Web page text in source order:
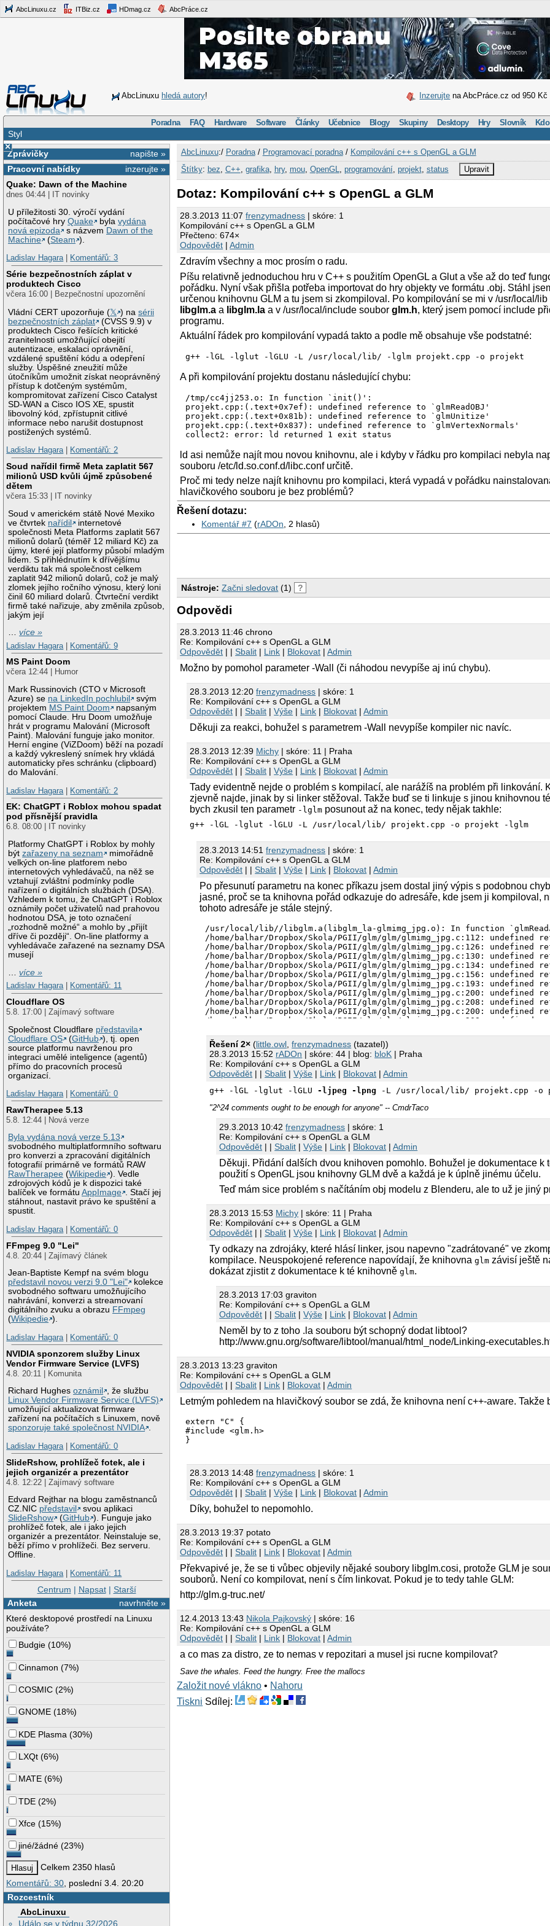
AbcLinuxu.cz ITBiz.cz HDmag.cz AbcPráce.cz
AbcLinuxu hledá autory! Inzerujte na AbcPráce.cz od 950 Kč
Poradna FAQ Hardware Software Články Učebnice Blogy Skupiny Desktopy Hry Slovník
Styl
×
napište »
Zprávičky
inzerujte »
Pracovní nabídky
Quake: Dawn of the Machine
dnes 04:44 | IT novinky
U příležitosti 30. výročí vydání
počítačové hryQuake bylavydána
nová epizoda
s názvem Dawn of the
Machine
(Steam ).
Ladislav Hagara| Komentářů: 3
Série bezpečnostních záplat v
produktech Cisco
včera 16:00 | Bezpečnostní upozornění
Vládní CERT upozorňuje (𝕏 ) nasérii
bezpečnostních záplat
(CVSS 9.9) v
produktech Cisco řešících kritické
zranitelnosti umožňující obejití
autentizace, eskalaci oprávnění,
vzdálené spuštění kódu a odepření
služby. Úspěšné zneužití může
útočníkům umožnit získat neoprávněný
přístup k dotčeným systémům,
kompromitovat zařízení Cisco Catalyst
SD-WAN a Cisco IOS XE, spustit
libovolný kód, zpřístupnit citlivé
informace nebo narušit dostupnost
postižených systémů.
Ladislav Hagara| Komentářů: 2
Soud nařídil firmě Meta zaplatit 567
milionů USD kvůli újmě způsobené
dětem
včera 15:33 | IT novinky
Soud v americkém státě Nové Mexiko
ve čtvrtek nařídil
internetové
společnosti Meta Platforms zaplatit 567
milionů dolarů (téměř 12 miliard Kč) za
újmy, které její platformy působí mladým
lidem. S přihlédnutím k dřívějšímu
verdiktu tak má společnost celkem
zaplatit 942 milionů dolarů, což je malý
zlomek jejího ročního výnosu, který loni
činil 60 miliard dolarů. Čtvrteční verdikt
firmě také nařizuje, aby změnila způsob,
jakým její
…více »
Ladislav Hagara
Komentářů: 9
MS Paint Doom
včera 12:44 | Humor
Mark Russinovich (CTO v Microsoft
Azure) se na LinkedIn pochlubil
svým
projektem MS Paint Doom
napsaným
pomocí Claude. Hru Doom umožňuje
hrát v programu Malování (Microsoft
Paint). Malování funguje jako monitor.
Herní engine (ViZDoom) běží na pozadí
a každý vykreslený snímek hry vkládá
automaticky přes schránku (clipboard)
do Malování.
Ladislav Hagara
Komentářů: 2
EK: ChatGPT i Roblox mohou spadat
pod přísnější pravidla
6.8. 08:00 | IT novinky
Platformy ChatGPT i Roblox by mohly
býtzařazeny na seznam
mimořádně
velkých on-line platforem nebo
internetových vyhledávačů, na něž se
vztahují zvláštní podmínky podle
nařízení o digitálních službách (DSA).
Vzhledem k tomu, že ChatGPT i Roblox
oznámily počet uživatelů nad prahovou
hodnotou DSA, je toto označení
„rozhodně možné“ a mohlo by „přijít
dříve či později“. On-line platformy a
vyhledávače zařazené na seznamy DSA
musejí
…více »
Ladislav Hagara| Komentářů: 11
Cloudflare OS
5.8. 17:00 | Zajímavý software
Společnost Cloudflare představila
Cloudflare OS
(GitHub ), tj. open
source platformu navrženou pro
integraci umělé inteligence (agentů)
přímo do pracovních procesů
organizací.
Ladislav Hagara| Komentářů: 0
RawTherapee 5.13
5.8. 12:44 | Nová verze
Byla vydána nová verze 5.13
svobodného multiplatformního softwaru
pro konverzi a zpracování digitálních
fotografií primárně ve formátů RAW
RawTherapee (Wikipedie ). Vedle
zdrojových kódů je k dispozici také
balíček ve formátuAppImage . Stačí jej
stáhnout, nastavit právo ke spuštění a
spustit.
Ladislav Hagara| Komentářů: 0
FFmpeg 9.0 "Lei"
4.8. 20:44 | Zajímavý článek
Jean-Baptiste Kempf na svém blogu
představil novou verzi 9.0 "Lei"
kolekce
svobodného softwaru umožňujícího
nahrávání, konverzi a streamovaní
digitálního zvuku a obrazu FFmpeg
(Wikipedie ).
Ladislav Hagara| Komentářů: 0
NVIDIA sponzorem služby Linux
Vendor Firmware Service (LVFS)
4.8. 20:11 | Komunita
Richard Hughesoznámil
, že službu
Linux Vendor Firmware Service (LVFS)
umožňující aktualizovat firmware
zařízení na počítačích s Linuxem, nově
sponzoruje také společnost NVIDIA .
Ladislav Hagara| Komentářů: 0
SlideRshow, prohlížeč fotek, ale i
jejich organizér a prezentátor
4.8. 12:22 | Zajímavý software
Edvard Rejthar na blogu zaměstnanců
CZ.NIC představil
svou aplikaci
SlideRshow
(GitHub ). Funguje jako
prohlížeč fotek, ale i jako jejich
organizér a prezentátor. Neinstaluje se,
běží přímo v prohlížeči. Bez serveru.
Offline.
Ladislav Hagara| Komentářů: 11
Centrum | Napsat| Starší
navrhněte »
Anketa
Které desktopové prostředí na Linuxu
používáte?
Budgie (10%)
Cinnamon (7%)
COSMIC (2%)
GNOME (18%)
KDE Plasma (30%)
LXQt (6%)
MATE (6%)
TDE (2%)
Xfce (15%)
jiné/žádné (23%)
Celkem 2350 hlasů
Komentářů: 30 , poslední 3.4. 20:20
Rozcestník
AbcLinuxu
Událo se v týdnu 32/2026
AbcLinuxu:/ Poradna/ Programovací poradna/ Kompilování c++ s OpenGL a GLM
Štítky: bez C++ grafika, hry, mou, OpenGL programování, projekt, status Upravit
Dotaz: Kompilování c++ s OpenGL a GLM
28.3.2013 11:07frenzymadness | skóre: 1
Kompilování c++ s OpenGL a GLM
Přečteno: 674×
Odpovědět |Admin
Zdravím všechny a moc prosím o radu.
Píšu relativně jednoduchou hru v C++ s použitím OpenGL a Glut a vše až do teď
pořádku. Nyní však přišla potřeba importovat do hry objekty ve formátu .obj. Stáhl
určenou knihovnu GLM a tu jsem si zkompiloval. Po kompilování se mi v /usr/local/
libglm.a a libglm.la a v /usr/local/include souborglm.h, který jsem pomocí include
programu.
Aktuální řádek pro kompilování vypadá takto a podle mě obsahuje vše podstatné:
g++ -lGL -lglut -lGLU -L /usr/local/lib/ -lglm projekt.cpp -o projekt
A při kompilování projektu dostanu následující chybu:
/tmp/cc4jj253.o: In function `init()':
projekt.cpp:(.text+0x7ef): undefined reference to `glmReadOBJ'
projekt.cpp:(.text+0x81b): undefined reference to `glmUnitize'
projekt.cpp:(.text+0x837): undefined reference to `glmVertexNormals'
collect2: error: ld returned 1 exit status
ld asi nemůže najít mou novou knihovnu, ale i kdyby v řádku pro kompilaci nebyla
souboru /etc/ld.so.conf.d/libc.conf určitě.
Proč mi tedy nelze najít knihovnu pro kompilaci, která vypadá v pořádku
hlavičkového souboru je bez problémů?
Řešení dotazu:
Komentář #7 (rADOn , 2 hlasů)
Nástroje: Začni sledovat (1) ?
Odpovědi
28.3.2013 11:46 chrono
Re: Kompilování c++ s OpenGL a GLM
Odpovědět | |Sbalit | Link | Blokovat |Admin
Možno by pomohol parameter -Wall (či náhodou nevypíše aj inú chybu).
28.3.2013 12:20frenzymadness | skóre: 1
Re: Kompilování c++ s OpenGL a GLM
Odpovědět | |Sbalit |Výše | Link | Blokovat |Admin
Děkuji za reakci, bohužel s parametrem -Wall nevypíše kompiler nic navíc.
28.3.2013 12:39 Michy | skóre: 11 | Praha
Re: Kompilování c++ s OpenGL a GLM
Odpovědět | |Sbalit |Výše | Link | Blokovat |Admin
Tady evidentně nejde o problém s kompilací, ale narážíš na problém při linkování.
zjevně najde, jinak by si linker stěžoval. Takže buď se ti linkuje s jinou knihovnou
bych zkusil ten parametr -lglm posunout až na konec, tedy nějak takhle:
g++ -lGL -lglut -lGLU -L /usr/local/lib/ projekt.cpp -o projekt -lglm
28.3.2013 14:51frenzymadness | skóre: 1
Re: Kompilování c++ s OpenGL a GLM
Odpovědět | |Sbalit |Výše | Link | Blokovat |Admin
Po přesunutí parametru na konec příkazu jsem dostal jiný výpis s podobnou
jasné, proč se ta knihovna pořád odkazuje do adresáře, kde jsem ji kompiloval,
tohoto adresáře je stále stejný.
/usr/local/lib//libglm.a(libglm_la-glmimg_jpg.o): In function
/home/balhar/Dropbox/Skola/PGII/glm/glm/glmimg_jpg.c:112: undefined
/home/balhar/Dropbox/Skola/PGII/glm/glm/glmimg_jpg.c:126: undefined
/home/balhar/Dropbox/Skola/PGII/glm/glm/glmimg_jpg.c:130: undefined
/home/balhar/Dropbox/Skola/PGII/glm/glm/glmimg_jpg.c:134: undefined
/home/balhar/Dropbox/Skola/PGII/glm/glm/glmimg_jpg.c:156: undefined
/home/balhar/Dropbox/Skola/PGII/glm/glm/glmimg_jpg.c:193: undefined
/home/balhar/Dropbox/Skola/PGII/glm/glm/glmimg_jpg.c:200: undefined
/home/balhar/Dropbox/Skola/PGII/glm/glm/glmimg_jpg.c:208: undefined
/home/balhar/Dropbox/Skola/PGII/glm/glm/glmimg_jpg.c:200: undefined
/home/balhar/Dropbox/Skola/PGII/glm/glm/glmimg_jpg.c:208: undefined
/usr/local/lib//libglm.a(libglm_la-glmimg_png.o): In function
/home/balhar/Dropbox/Skola/PGII/glm/glm/glmimg_png.c:77: undefined
/home/balhar/Dropbox/Skola/PGII/glm/glm/glmimg_png.c:87: undefined
/home/balhar/Dropbox/Skola/PGII/glm/glm/glmimg_png.c:114: undefined
/home/balhar/Dropbox/Skola/PGII/glm/glm/glmimg_png.c:119: undefined
/home/balhar/Dropbox/Skola/PGII/glm/glm/glmimg_png.c:121: undefined
/home/balhar/Dropbox/Skola/PGII/glm/glm/glmimg_png.c:131: undefined
/home/balhar/Dropbox/Skola/PGII/glm/glm/glmimg_png.c:156: undefined
/home/balhar/Dropbox/Skola/PGII/glm/glm/glmimg_png.c:162: undefined
/home/balhar/Dropbox/Skola/PGII/glm/glm/glmimg_png.c:164: undefined
/home/balhar/Dropbox/Skola/PGII/glm/glm/glmimg_png.c:168: undefined
/home/balhar/Dropbox/Skola/PGII/glm/glm/glmimg_png.c:180: undefined
/home/balhar/Dropbox/Skola/PGII/glm/glm/glmimg_png.c:181: undefined
/home/balhar/Dropbox/Skola/PGII/glm/glm/glmimg_png.c:186: undefined
/home/balhar/Dropbox/Skola/PGII/glm/glm/glmimg_png.c:152: undefined
/home/balhar/Dropbox/Skola/PGII/glm/glm/glmimg_png.c:157: undefined
/home/balhar/Dropbox/Skola/PGII/glm/glm/glmimg_png.c:148: undefined
/home/balhar/Dropbox/Skola/PGII/glm/glm/glmimg_png.c:105: undefined
/home/balhar/Dropbox/Skola/PGII/glm/glm/glmimg_png.c:91: undefined
collect2: error: ld returned 1 exit status
Řešení 2× (little.owl,frenzymadness (tazatel))
28.3.2013 15:52 rADOn | skóre: 44 | blog: bloK | Praha
Re: Kompilování c++ s OpenGL a GLM
Odpovědět | |Sbalit |Výše | Link | Blokovat |Admin
g++ -lGL -lglut -lGLU -ljpeg -lpng -L /usr/local/lib/ projekt.cpp -o
"2^24 comments ought to be enough for anyone" -- CmdrTaco
29.3.2013 10:42frenzymadness | skóre: 1
Re: Kompilování c++ s OpenGL a GLM
Odpovědět | |Sbalit |Výše | Link | Blokovat |Admin
Děkuji. Přidání dalších dvou knihoven pomohlo. Bohužel je dokumentace
použití s OpenGL jsou knihovny GLM dvě a každá je k úplně jinému účelu.
Teď mám sice problém s načítáním obj modelu z Blenderu, ale to už je jiný
28.3.2013 15:53 Michy | skóre: 11 | Praha
Re: Kompilování c++ s OpenGL a GLM
Odpovědět | |Sbalit |Výše | Link | Blokovat |Admin
Ty odkazy na zdrojáky, které hlásí linker, jsou napevno "zadrátované" ve
kompilace. Neuspokojené reference napovídají, že knihovnaglm závisí ještě
dokázat zjistit z dokumentace k té knihovněglm.
28.3.2013 17:03 graviton
Re: Kompilování c++ s OpenGL a GLM
Odpovědět | |Sbalit |Výše | Link | Blokovat |Admin
Neměl by to z toho .la souboru být schopný dodat libtool?
http://www.gnu.org/software/libtool/manual/html_node/Linking-
28.3.2013 13:23 graviton
Re: Kompilování c++ s OpenGL a GLM
Odpovědět | |Sbalit | Link | Blokovat |Admin
Letmým pohledem na hlavičkový soubor se zdá, že knihovna není c++-aware.
extern "C" {
#include <glm.h>
28.3.2013 14:48frenzymadness | skóre: 1
Re: Kompilování c++ s OpenGL a GLM
Odpovědět | |Sbalit |Výše | Link | Blokovat |Admin
Díky, bohužel to nepomohlo.
28.3.2013 19:37 potato
Re: Kompilování c++ s OpenGL a GLM
Odpovědět | |Sbalit | Link | Blokovat |Admin
Překvapivé je, že se ti vůbec objevily nějaké soubory libglm.cosi, protože GLM je
souborů. Není co kompilovat, není s čím linkovat. Pokud je to tedy tahle GLM:
http://glm.g-truc.net/
12.4.2013 13:43 Nikola Pajkovský | skóre: 16
Re: Kompilování c++ s OpenGL a GLM
Odpovědět | |Sbalit | Link | Blokovat |Admin
a co mas za distro, ze to nemas v repozitari a musel jsi rucne kompilovat?
Save the whales. Feed the hungry. Free the mallocs
Založit nové vlákno • Nahoru
Tiskni Sdílej: